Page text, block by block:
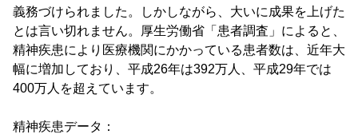
義務づけられました。しかしながら、大いに成果を上げた
とは言い切れません。厚生労働省「患者調査」によると、
精神疾患により医療機関にかかっている患者数は、近年大
幅に増加しており、平成26年は392万人、平成29年では
400万人を超えています。
精神疾患データ：